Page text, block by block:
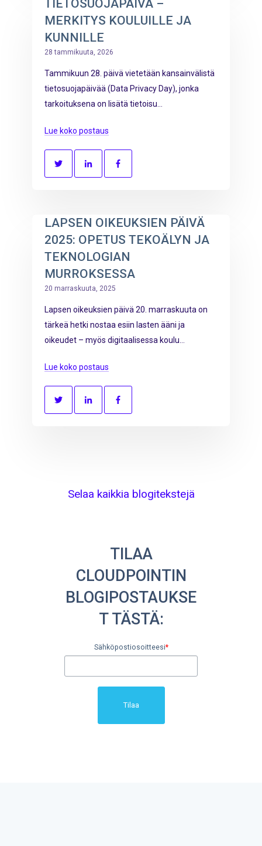
TIETOSUOJAPÄIVÄ –
MERKITYS KOULUILLE JA
KUNNILLE
28 tammikuuta, 2026
Tammikuun 28. päivä vietetään kansainvälistä
tietosuojapäivää (Data Privacy Day), jonka
tarkoituksena on lisätä tietoisu...
Lue koko postaus
LAPSEN OIKEUKSIEN PÄIVÄ
2025: OPETUS TEKOÄLYN JA
TEKNOLOGIAN
MURROKSESSA
20 marraskuuta, 2025
Lapsen oikeuksien päivä 20. marraskuuta on
tärkeä hetki nostaa esiin lasten ääni ja
oikeudet – myös digitaalisessa koulu...
Lue koko postaus
Selaa kaikkia blogitekstejä
TILAA
CLOUDPOINTIN
BLOGIPOSTAUKSE
T TÄSTÄ:
Sähköpostiosoitteesi*